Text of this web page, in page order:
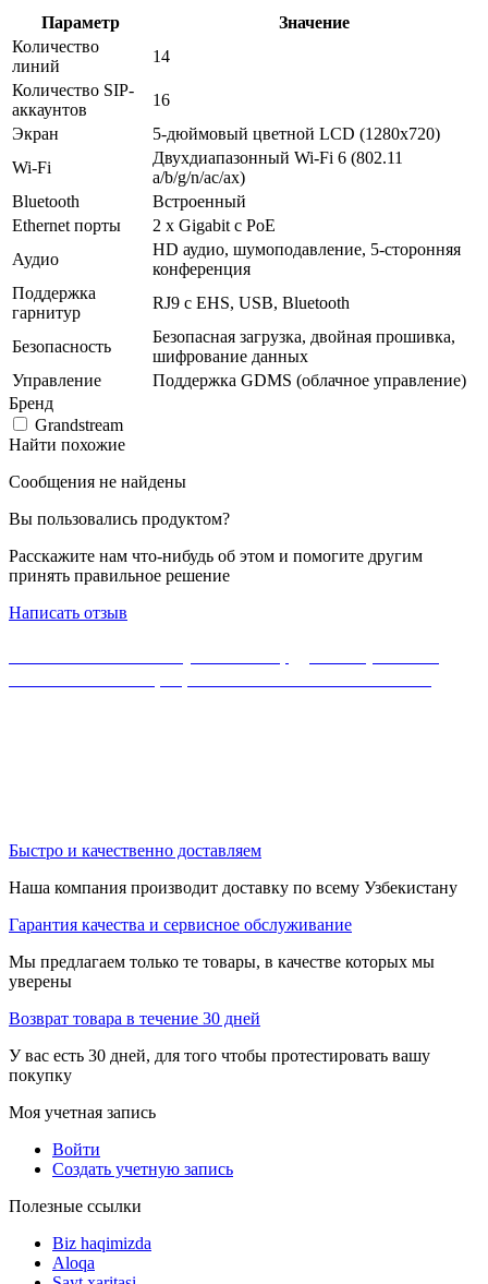
Параметр
Значение
Количество
линий
14
Количество SIP-
аккаунтов
16
Экран
5-дюймовый цветной LCD (1280x720)
Wi-Fi
Двухдиапазонный Wi-Fi 6 (802.11
a/b/g/n/ac/ax)
Bluetooth
Встроенный
Ethernet порты
2 x Gigabit с PoE
Аудио
HD аудио, шумоподавление, 5-сторонняя
конференция
Поддержка
гарнитур
RJ9 с EHS, USB, Bluetooth
Безопасность
Безопасная загрузка, двойная прошивка,
шифрование данных
Управление
Поддержка GDMS (облачное управление)
Бренд
Grandstream
Найти похожие
Сообщения не найдены
Вы пользовались продуктом?
Расскажите нам что-нибудь об этом и помогите другим
принять правильное решение
Написать отзыв
Быстро и качественно доставляем
Наша компания производит доставку по всему Узбекистану
Гарантия качества и сервисное обслуживание
Мы предлагаем только те товары, в качестве которых мы
уверены
Возврат товара в течение 30 дней
У вас есть 30 дней, для того чтобы протестировать вашу
покупку
Моя учетная запись
Войти
Создать учетную запись
Полезные ссылки
Biz haqimizda
Aloqa